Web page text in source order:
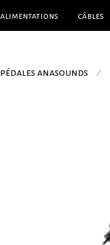
alimentations câbles
pédales anasounds ⁄